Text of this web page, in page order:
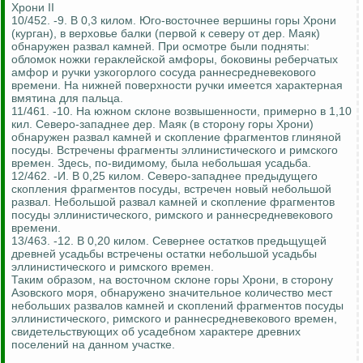
Хрони II
10/452. -9. В 0,3 килом. Юго-восточнее вершины горы Хрони
(курган), в верховье балки (первой к северу от дер. Маяк)
обнаружен развал камней. При осмотре были подняты:
обломок ножки гераклейской амфоры, боковины реберчатых
амфор и ручки узкогорлого сосуда раннесредневекового
времени. На нижней поверхности ручки имеется характерная
вмятина для пальца.
11/461. -10. На южном склоне возвышенности, примерно в 1,10
кил. Северо-западнее дер. Маяк (в сторону горы Хрони)
обнаружен развал камней и скопление фрагментов глиняной
посуды. Встречены фрагменты эллинистического и римского
времен. Здесь, по-видимому, была небольшая усадьба.
12/462. -И. В 0,25 килом. Северо-западнее предыдущего
скопления фрагментов посуды, встречен новый небольшой
развал. Небольшой развал камней и скопление фрагментов
посуды эллинистического, римского и раннесредневекового
времени.
13/463. -12. В 0,20 килом. Севернее остатков предьщущей
древней усадьбы встречены остатки небольшой усадьбы
эллинистического и римского времен.
Таким образом, на восточном склоне горы Хрони, в сторону
Азовского моря, обнаружено значительное количество мест
небольших развалов камней и скоплений фрагментов посуды
эллинистического, римского и раннесредневекового времен,
свидетельствующих об усадебном характере древних
поселений на данном участке.